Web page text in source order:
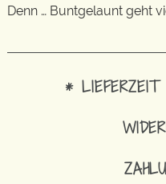
Denn … Buntgelaunt geht
* LIEFERZEIT